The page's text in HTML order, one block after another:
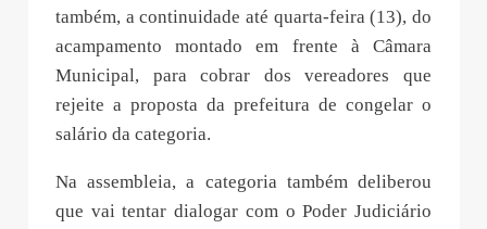
também, a continuidade até quarta-feira (13), do
acampamento montado em frente à Câmara
Municipal, para cobrar dos vereadores que
rejeite a proposta da prefeitura de congelar o
salário da categoria.
Na assembleia, a categoria também deliberou
que vai tentar dialogar com o Poder Judiciário